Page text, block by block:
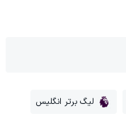
لیگ برتر انگلیس